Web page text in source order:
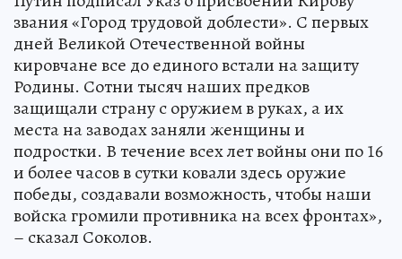
звания «Город трудовой доблести». С первых
дней Великой Отечественной войны
кировчане все до единого встали на защиту
Родины. Сотни тысяч наших предков
защищали страну с оружием в руках, а их
места на заводах заняли женщины и
подростки. В течение всех лет войны они по 16
и более часов в сутки ковали здесь оружие
победы, создавали возможность, чтобы наши
войска громили противника на всех фронтах»,
– сказал Соколов.